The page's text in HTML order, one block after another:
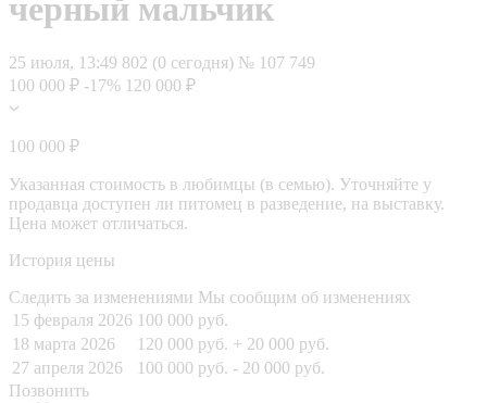
черный мальчик
25 июля, 13:49 802 (0 сегодня) № 107 749
100 000 ₽ -17% 120 000 ₽
100 000 ₽
Указанная стоимость в любимцы (в семью). Уточняйте у
продавца доступен ли питомец в разведение, на выставку.
Цена может отличаться.
История цены
Следить за изменениями Мы сообщим об изменениях
15 февраля 2026 100 000 руб.
18 марта 2026
120 000 руб. + 20 000 руб.
27 апреля 2026
100 000 руб. - 20 000 руб.
Позвонить